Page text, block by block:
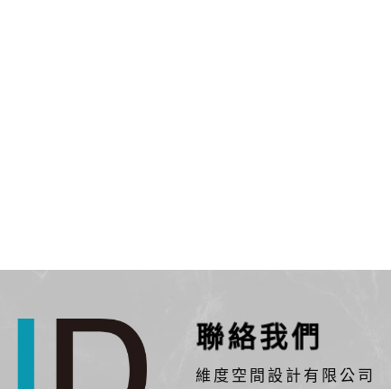
聯絡我們
維度空間設計有限公司